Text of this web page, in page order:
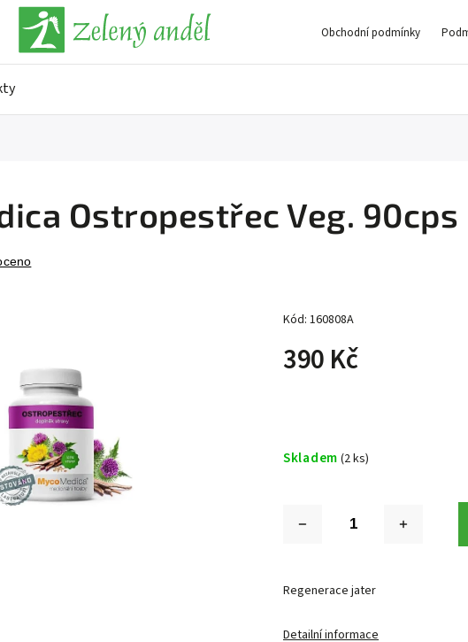
Obchodní podmínky
Ostropestřec Veg. 90cps
Kód: 160808A
390 Kč
Skladem (2 ks)
Regenerace jater
Detailní informace